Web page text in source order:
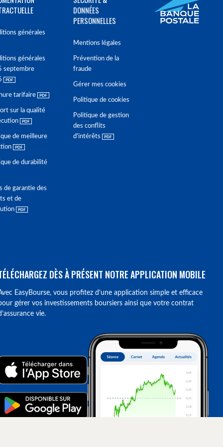
générales
générales
septembre
tarifaire
sur la qualité
de meilleure
de durabilité
de garantie des
et de
DONNÉES
PERSONNELLES
Mentions légales
Prévention de la
fraude
Gérer mes cookies
Politique de cookies
Politique de gestion
des conflits
d'intérêts
DÈS À PRÉSENT NOTRE APPLICATION MOBILE
EasyBourse, vous profitez d’une application simple et efficace
gérer vos investissements boursiers ainsi que votre contrat
vie.
Personnalisez vos préférences pour contrôler la manière dont